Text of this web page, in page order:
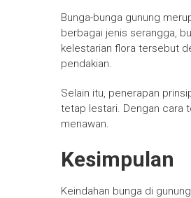
Bunga-bunga gunung
berbagai jenis serangga,
kelestarian flora tersebut
pendakian.
Selain itu, penerapan
tetap lestari. Dengan cara
menawan.
Kesimpulan
Keindahan bunga di